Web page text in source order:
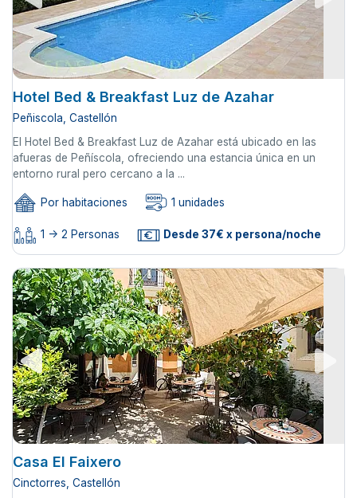
Hotel Bed & Breakfast Luz de Azahar
Peñiscola, Castellón
El Hotel Bed & Breakfast Luz de Azahar está ubicado en las
afueras de Peñíscola, ofreciendo una estancia única en un
entorno rural pero cercano a la ...
Por habitaciones 1 unidades
1 -> 2 Personas Desde 37€ x persona/noche
Casa El Faixero
Cinctorres, Castellón